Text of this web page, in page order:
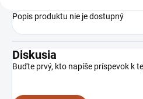
Popis produktu nie je dostupný
Diskusia
Buďte prvý, kto napíše príspevok k